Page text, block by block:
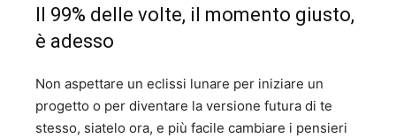
Il 99% delle volte, il momento giusto,
è adesso
Non aspettare un eclissi lunare per iniziare un
progetto o per diventare la versione futura di te
stesso, siatelo ora, e più facile cambiare i pensieri